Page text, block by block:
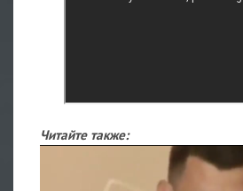
Читайте также: